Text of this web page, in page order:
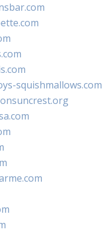
squishmallows.com